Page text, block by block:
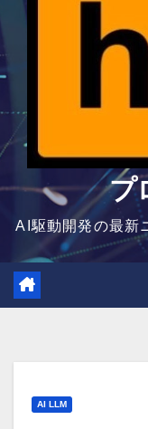
プ
AI駆動開発の最新
AI LLM